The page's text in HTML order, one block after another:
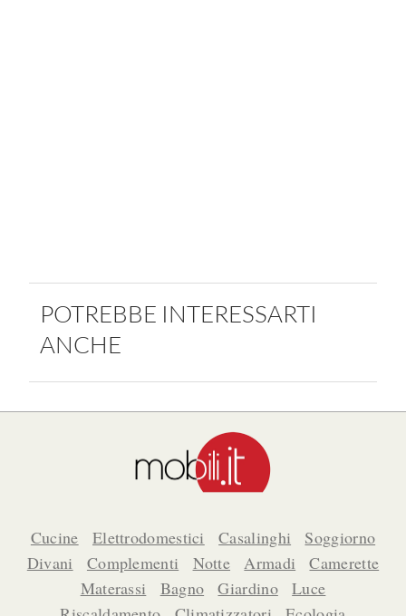
POTREBBE INTERESSARTI
ANCHE
Cucine Elettrodomestici Casalinghi
Soggiorno
Divani
Complementi Notte Armadi
Camerette
Materassi
Bagno Giardino
Luce